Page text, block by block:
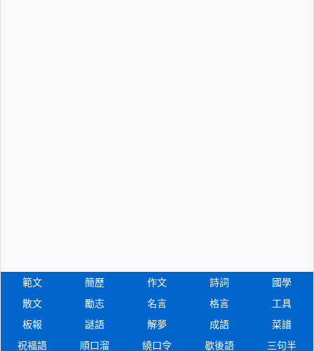
範文 簡歷 作文 詩詞
國學
散文
勵志 名言 格言
工具
板報
謎語 解夢 成語
菜譜
祝福語
順口溜 繞口令 歇後語 三句半